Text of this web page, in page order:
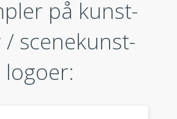
på kunst-
scenekunst-
logoer: